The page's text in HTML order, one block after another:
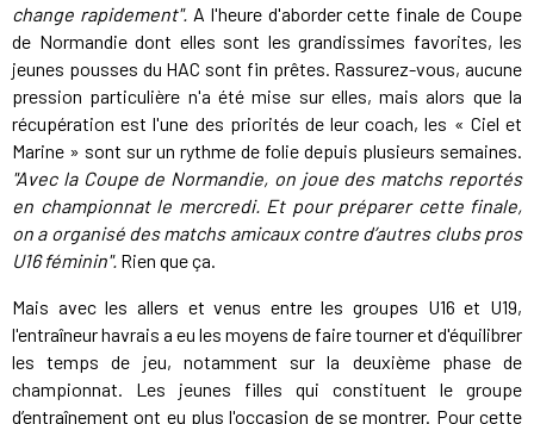
change rapidement".A l'heure d'aborder cette finale de Coupe
de Normandie dont elles sont les grandissimes favorites, les
jeunes pousses du HAC sont fin prêtes. Rassurez-vous, aucune
pression particulière n'a été mise sur elles, mais alors que la
récupération est l'une des priorités de leur coach, les « Ciel et
Marine » sont sur un rythme de folie depuis plusieurs semaines.
"Avec la Coupe de Normandie, on joue des matchs reportés
en championnat le mercredi. Et pour préparer cette finale,
on a organisé des matchs amicaux contre d’autres clubs pros
U16 féminin". Rien que ça.
Mais avec les allers et venus entre les groupes U16 et U19,
l'entraîneur havrais a eu les moyens de faire tourner et d'équilibrer
les temps de jeu, notamment sur la deuxième phase de
championnat. Les jeunes filles qui constituent le groupe
d’entraînement ont eu plus l'occasion de se montrer. Pour cette